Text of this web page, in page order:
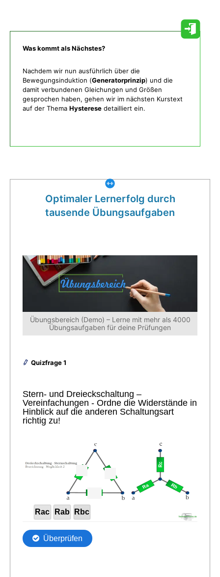
Was kommt als Nächstes?
Nachdem wir nun ausführlich über die
Bewegungsinduktion (Generatorprinzip) und die
damit verbundenen Gleichungen und Größen
gesprochen haben, gehen wir im nächsten Kurstext
auf der Thema Hysterese detailliert ein.
Optimaler Lernerfolg durch
tausende Übungsaufgaben
Übungsbereich (Demo) – Lerne mit mehr als 4000
Übungsaufgaben für deine Prüfungen
Quizfrage 1